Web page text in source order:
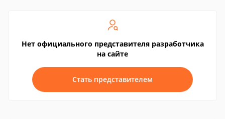
Нет официального представителя разработчика
на сайте
Стать представителем